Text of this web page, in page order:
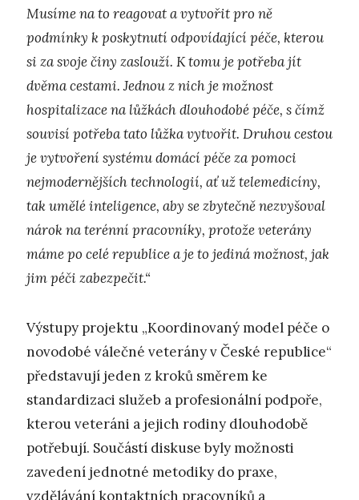
Musíme na to reagovat a vytvořit pro ně
podmínky k poskytnutí odpovídající péče, kterou
si za svoje činy zaslouží. K tomu je potřeba jít
dvěma cestami. Jednou z nich je možnost
hospitalizace na lůžkách dlouhodobé péče, s čímž
souvisí potřeba tato lůžka vytvořit. Druhou cestou
je vytvoření systému domácí péče za pomoci
nejmodernějších technologií, ať už telemedicíny,
tak umělé inteligence, aby se zbytečně nezvyšoval
nárok na terénní pracovníky, protože veterány
máme po celé republice a je to jediná možnost, jak
jim péči zabezpečit.“
Výstupy projektu „Koordinovaný model péče o
novodobé válečné veterány v České republice“
představují jeden z kroků směrem ke
standardizaci služeb a profesionální podpoře,
kterou veteráni a jejich rodiny dlouhodobě
potřebují. Součástí diskuse byly možnosti
zavedení jednotné metodiky do praxe,
vzdělávání kontaktních pracovníků a